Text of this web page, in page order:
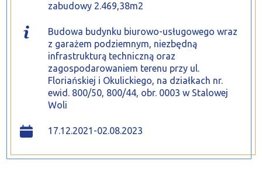
zabudowy 2.469,38m2
Budowa budynku biurowo-usługowego wraz
z garażem podziemnym, niezbędną
infrastrukturą techniczną oraz
zagospodarowaniem terenu przy ul.
Floriańskiej i Okulickiego, na działkach nr.
ewid. 800/50, 800/44, obr. 0003 w Stalowej
Woli
17.12.2021-02.08.2023